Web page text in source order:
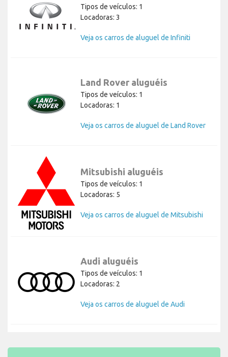
Tipos de veículos: 1
Locadoras: 3
Veja os carros de aluguel de Infiniti
Land Rover aluguéis
Tipos de veículos: 1
Locadoras: 1
Veja os carros de aluguel de Land Rover
Mitsubishi aluguéis
Tipos de veículos: 1
Locadoras: 5
Veja os carros de aluguel de Mitsubishi
Audi aluguéis
Tipos de veículos: 1
Locadoras: 2
Veja os carros de aluguel de Audi